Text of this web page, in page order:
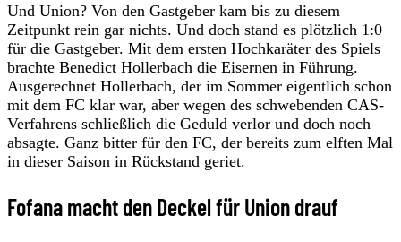
Und Union? Von den Gastgeber kam bis zu diesem
Zeitpunkt rein gar nichts. Und doch stand es plötzlich 1:0
für die Gastgeber. Mit dem ersten Hochkaräter des Spiels
brachte Benedict Hollerbach die Eisernen in Führung.
Ausgerechnet Hollerbach, der im Sommer eigentlich schon
mit dem FC klar war, aber wegen des schwebenden CAS-
Verfahrens schließlich die Geduld verlor und doch noch
absagte. Ganz bitter für den FC, der bereits zum elften Mal
in dieser Saison in Rückstand geriet.
Fofana macht den Deckel für Union drauf